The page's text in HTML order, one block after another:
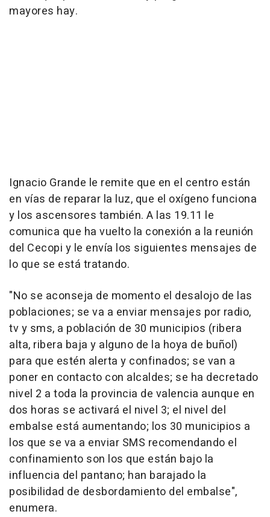
mayores hay.
Ignacio Grande le remite que en el centro están
en vías de reparar la luz, que el oxígeno funciona
y los ascensores también. A las 19.11 le
comunica que ha vuelto la conexión a la reunión
del Cecopi y le envía los siguientes mensajes de
lo que se está tratando.
"No se aconseja de momento el desalojo de las
poblaciones; se va a enviar mensajes por radio,
tv y sms, a población de 30 municipios (ribera
alta, ribera baja y alguno de la hoya de buñol)
para que estén alerta y confinados; se van a
poner en contacto con alcaldes; se ha decretado
nivel 2 a toda la provincia de valencia aunque en
dos horas se activará el nivel 3; el nivel del
embalse está aumentando; los 30 municipios a
los que se va a enviar SMS recomendando el
confinamiento son los que están bajo la
influencia del pantano; han barajado la
posibilidad de desbordamiento del embalse",
enumera.